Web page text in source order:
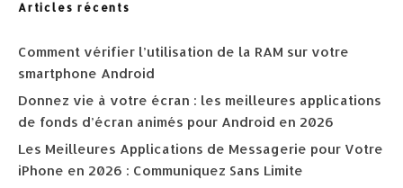
Articles récents
Comment vérifier l’utilisation de la RAM sur votre
smartphone Android
Donnez vie à votre écran : les meilleures applications
de fonds d’écran animés pour Android en 2026
Les Meilleures Applications de Messagerie pour Votre
iPhone en 2026 : Communiquez Sans Limite